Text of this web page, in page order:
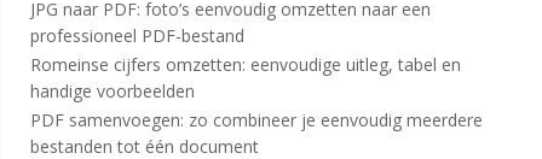
JPG naar PDF: foto’s eenvoudig omzetten naar een
professioneel PDF-bestand
Romeinse cijfers omzetten: eenvoudige uitleg, tabel en
handige voorbeelden
PDF samenvoegen: zo combineer je eenvoudig meerdere
bestanden tot één document